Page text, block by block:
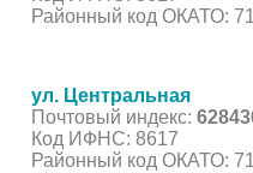
Районный код ОКАТО:
ул. Центральная
Почтовый индекс:
Код ИФНС: 8617
Районный код ОКАТО: